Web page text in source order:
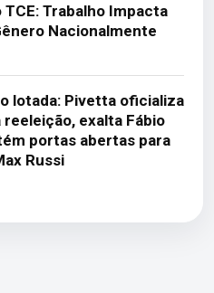
Trabalho Impacta
Nacionalmente
lotada: Pivetta oficializa
exalta Fábio
portas abertas para
Russi